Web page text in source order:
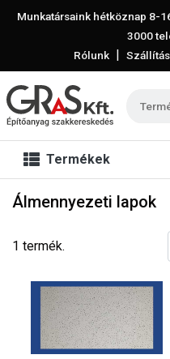
Munkatársaink hétköznap 8-
3000
Rólunk |
Termékek
Álmennyezeti lapok
1 termék.